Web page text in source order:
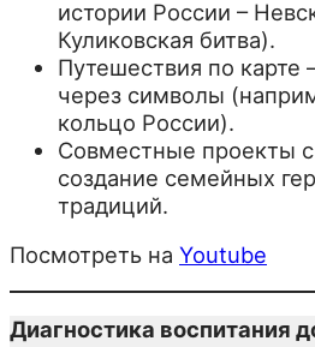
истории России –
Куликовская битва).
Путешествия по карте
через символы
кольцо России).
Совместные проекты
создание семейных
традиций.
Посмотреть на Youtube
Диагностика воспитания